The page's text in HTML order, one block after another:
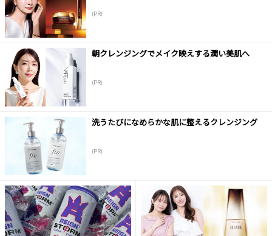
(PR)
朝クレンジングでメイク映えする潤い美肌へ
(PR)
洗うたびになめらかな肌に整えるクレンジング
(PR)